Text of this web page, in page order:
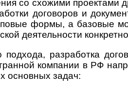
со схо­жими про­ек­тами
дого­во­ров и
формы, а базо­вые
дея­тель­но­сти
подхода, разработка
ком­па­нии в РФ
основ­ных задач: